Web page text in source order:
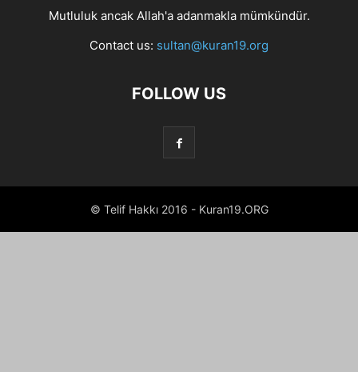
Mutluluk ancak Allah'a adanmakla mümkündür.
Contact us: sultan@kuran19.org
FOLLOW US
© Telif Hakkı 2016 - Kuran19.ORG